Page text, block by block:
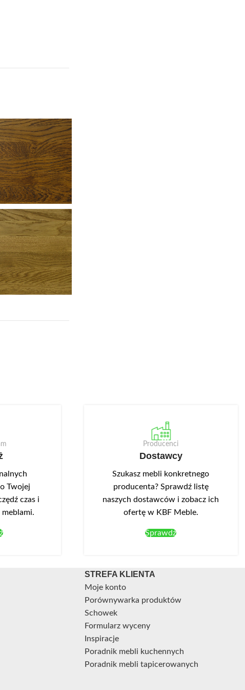
Twojej
czas i
Producenci
Dostawcy
Szukasz mebli konkretnego
producenta? Sprawdź listę
naszych dostawców i zobacz ich
ofertę w KBF Meble.
Sprawdź
STREFA KLIENTA
Moje konto
Porównywarka produktów
Schowek
Formularz wyceny
Inspiracje
Poradnik mebli kuchennych
Poradnik mebli tapicerowanych